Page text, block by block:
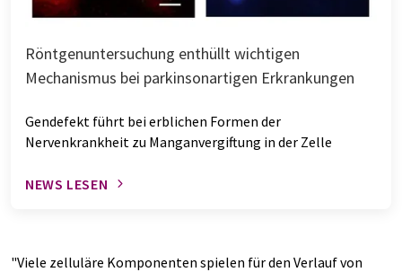
Röntgenuntersuchung enthüllt wichtigen
Mechanismus bei parkinsonartigen Erkrankungen
Gendefekt führt bei erblichen Formen der
Nervenkrankheit zu Manganvergiftung in der Zelle
NEWS LESEN
"Viele zelluläre Komponenten spielen für den Verlauf von